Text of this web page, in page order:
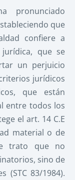
pronunciado
que
confiere a
que se
un perjuicio
jurídicos
que están
entre todos los
el art. 14 C.E
material o de
trato que no
sino de
(STC 83/1984).